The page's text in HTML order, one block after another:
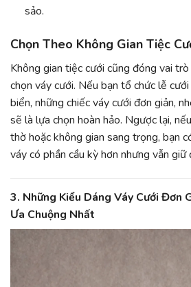
sảo.
Chọn Theo Không Gian Tiệc
Không gian tiệc cưới cũng đóng vai
chọn váy cưới. Nếu bạn tổ chức lễ
biển, những chiếc váy cưới đơn giản,
sẽ là lựa chọn hoàn hảo. Ngược lại,
thờ hoặc không gian sang trọng, bạn
váy có phần cầu kỳ hơn nhưng vẫn
3. Những Kiểu Dáng Váy Cưới Đơn
Ưa Chuộng Nhất